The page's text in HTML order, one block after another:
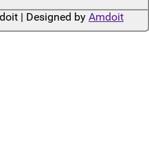
| Designed by Amdoit